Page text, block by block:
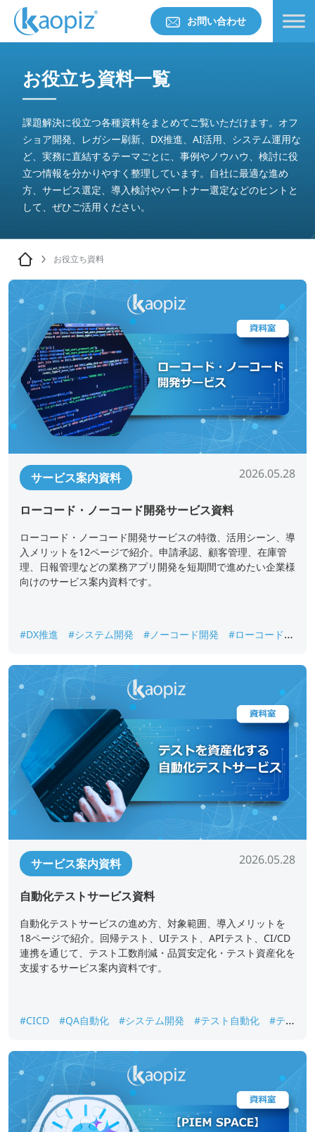
お問い合わせ
お役立ち資料一覧
課題解決に役立つ各種資料をまとめてご覧いただけます。オフ
ショア開発、レガシー刷新、DX推進、AI活用、システム運用な
ど、実務に直結するテーマごとに、事例やノウハウ、検討に役
立つ情報を分かりやすく整理しています。自社に最適な進め
方、サービス選定、導入検討やパートナー選定などのヒントと
して、ぜひご活用ください。
お役立ち資料
サービス案内資料 2026.05.28
ローコード・ノーコード開発サービス資料
ローコード・ノーコード開発サービスの特徴、活用シーン、導
入メリットを12ページで紹介。申請承認、顧客管理、在庫管
理、日報管理などの業務アプリ開発を短期間で進めたい企業様
向けのサービス案内資料です。
#DX推進 #システム開発 #ノーコード開発
#ローコード開
サービス案内資料 2026.05.28
自動化テストサービス資料
自動化テストサービスの進め方、対象範囲、導入メリットを
18ページで紹介。回帰テスト、UIテスト、APIテスト、CI/CD
連携を通じて、テスト工数削減・品質安定化・テスト資産化を
支援するサービス案内資料です。
#CICD #QA自動化 #システム開発 #テスト自動化
#テス